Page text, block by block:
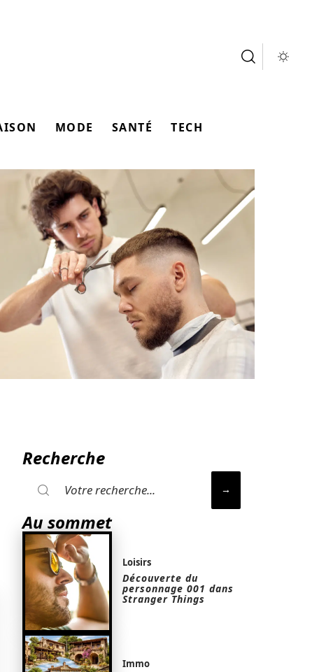
MODE SANTÉ TECH
Recherche
Au sommet
Loisirs
Découverte du
personnage 001 dans
Stranger Things
Immo